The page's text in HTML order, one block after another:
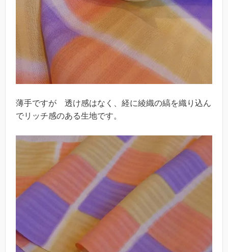
薄手ですが 透け感はなく、経に綾織の縞を織り込ん
でリッチ感のある生地です。